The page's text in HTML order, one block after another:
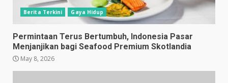
Berita Terkini Gaya Hidup
Permintaan Terus Bertumbuh, Indonesia Pasar
Menjanjikan bagi Seafood Premium Skotlandia
May 8, 2026